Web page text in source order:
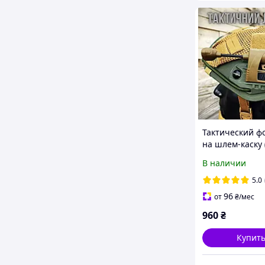
Тактический
на шлем-каску
Военний
В наличии
5.0
от96₴/мес
960₴
Купить